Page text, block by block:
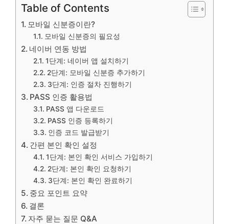
Table of Contents
모바일 신분증이란?
모바일 신분증의 필요성
네이버 연동 방법
1단계: 네이버 앱 설치하기
2단계: 모바일 신분증 추가하기
3단계: 인증 절차 진행하기
PASS 인증 활용법
PASS 앱 다운로드
PASS 인증 등록하기
인증 코드 발급받기
간편 본인 확인 설정
1단계: 본인 확인 서비스 가입하기
2단계: 본인 확인 요청하기
3단계: 본인 확인 완료하기
중요 포인트 요약
결론
자주 묻는 질문 Q&A